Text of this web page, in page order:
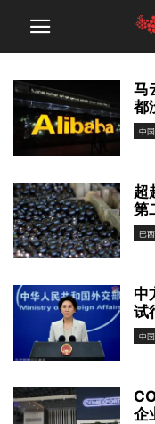
马
都
中
超
第
巴
中
试
中
企